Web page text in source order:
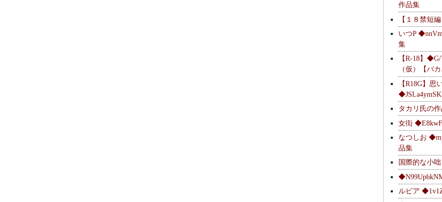
作品集
【１８禁短
いつP
集
【R-18】
（仮）【バカ
【R18G】思
タカリ氏の
女衒
なつしお
品集
国際的な小咄
ルピア